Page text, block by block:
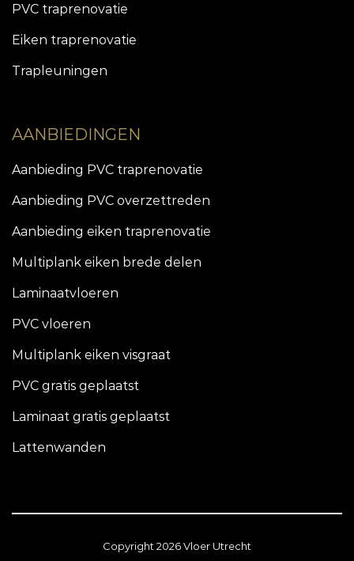
PVC traprenovatie
Eiken traprenovatie
Trapleuningen
AANBIEDINGEN
Aanbieding PVC traprenovatie
Aanbieding PVC overzettreden
Aanbieding eiken traprenovatie
Multiplank eiken brede delen
Laminaatvloeren
PVC vloeren
Multiplank eiken visgraat
PVC gratis geplaatst
Laminaat gratis geplaatst
Lattenwanden
Copyright 2026 Vloer Utrecht